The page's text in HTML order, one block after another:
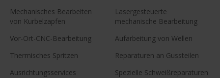
Mechanisches Bearbeiten
von Kurbelzapfen
Lasergesteuerte
mechanische Bearbeitung
Vor-Ort-CNC-Bearbeitung
Aufarbeitung von Wellen
Thermisches Spritzen
Reparaturen an Gussteilen
Ausrichtungsservices
Spezielle Schweißreparaturen